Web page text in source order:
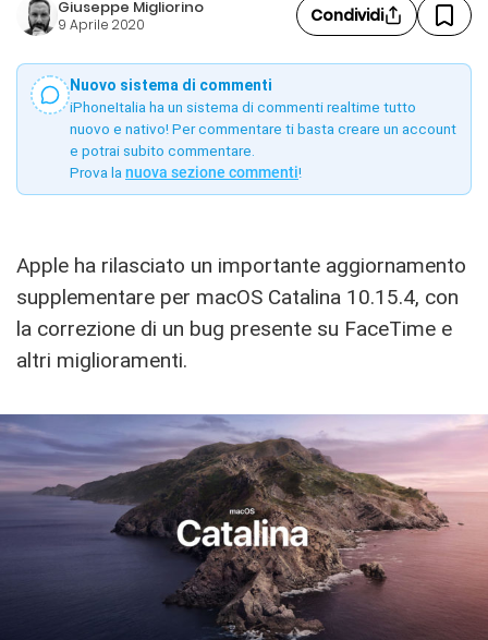
Giuseppe Migliorino
9 Aprile 2020 Condividi
Nuovo sistema di commenti
iPhoneItalia ha un sistema di commenti realtime tutto
nuovo e nativo! Per commentare ti basta creare un account
e potrai subito commentare.
Prova la nuova sezione commenti!
Apple ha rilasciato un importante aggiornamento
supplementare per macOS Catalina 10.15.4, con
la correzione di un bug presente su FaceTime e
altri miglioramenti.